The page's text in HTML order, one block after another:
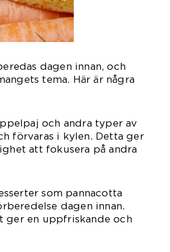
dagen innan, och
tema. Här är några
och andra typer av
förvaras i kylen. Detta ger
att fokusera på andra
som pannacotta
dagen innan.
ger en uppfriskande och